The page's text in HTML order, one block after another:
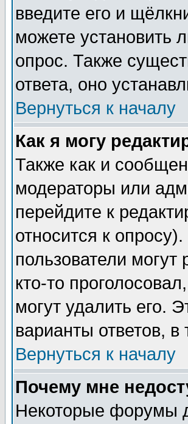
введите его и
можете установить
опрос. Также
ответа, оно
Вернуться к началу
Как я могу
Также как и
модераторы или
перейдите к
относится к
пользователи
кто-то
могут удалить его.
варианты ответов,
Вернуться к началу
Почему мне
Некоторые форумы